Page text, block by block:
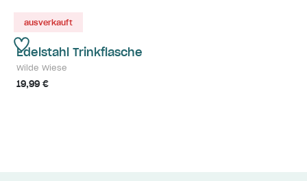
ausverkauft
Edelstahl Trinkflasche
Wilde Wiese
19,99 €